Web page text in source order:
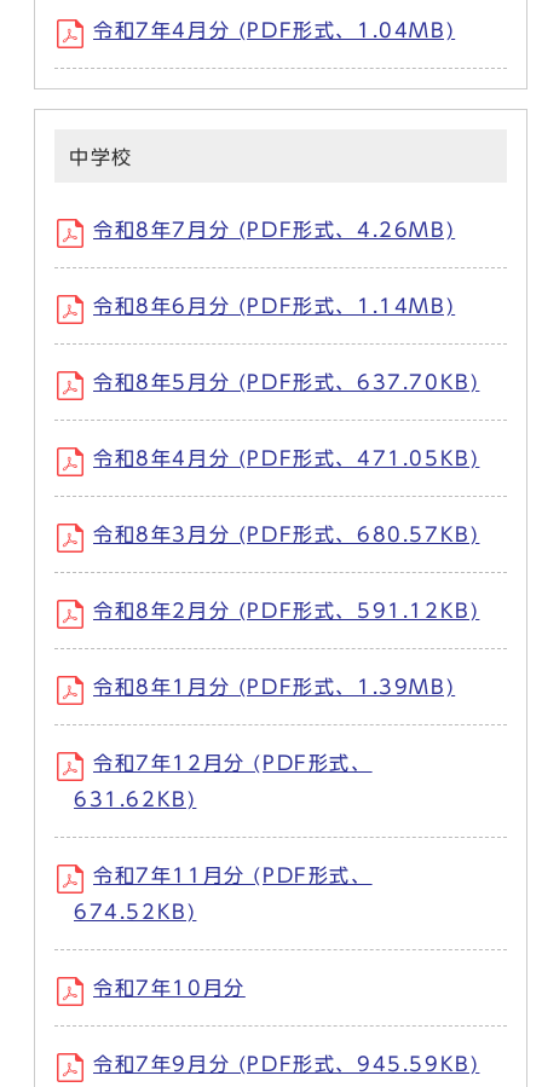
令和7年4月分 (PDF形式、1.04MB)
中学校
令和8年7月分 (PDF形式、4.26MB)
令和8年6月分 (PDF形式、1.14MB)
令和8年5月分 (PDF形式、637.70KB)
令和8年4月分 (PDF形式、471.05KB)
令和8年3月分 (PDF形式、680.57KB)
令和8年2月分 (PDF形式、591.12KB)
令和8年1月分 (PDF形式、1.39MB)
令和7年12月分 (PDF形式、
631.62KB)
令和7年11月分 (PDF形式、
674.52KB)
令和7年10月分
令和7年9月分 (PDF形式、945.59KB)